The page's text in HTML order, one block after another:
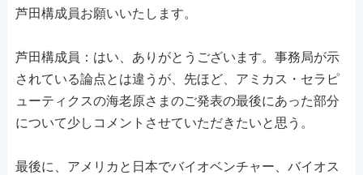
芦田構成員お願いいたします。
芦田構成員：はい、ありがとうございます。事務局が示
されている論点とは違うが、先ほど、アミカス・セラピ
ューティクスの海老原さまのご発表の最後にあった部分
について少しコメントさせていただきたいと思う。
最後に、アメリカと日本でバイオベンチャー、バイオス